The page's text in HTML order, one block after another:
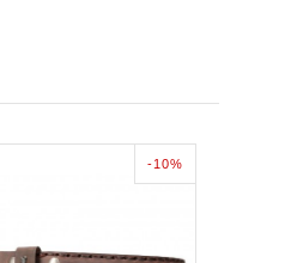
-10%